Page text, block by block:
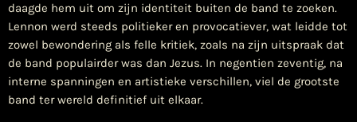
daagde hem uit om zijn identiteit buiten de band te zoeken.
Lennon werd steeds politieker en provocatiever, wat leidde tot
zowel bewondering als felle kritiek, zoals na zijn uitspraak dat
de band populairder was dan Jezus. In negentien zeventig, na
interne spanningen en artistieke verschillen, viel de grootste
band ter wereld definitief uit elkaar.